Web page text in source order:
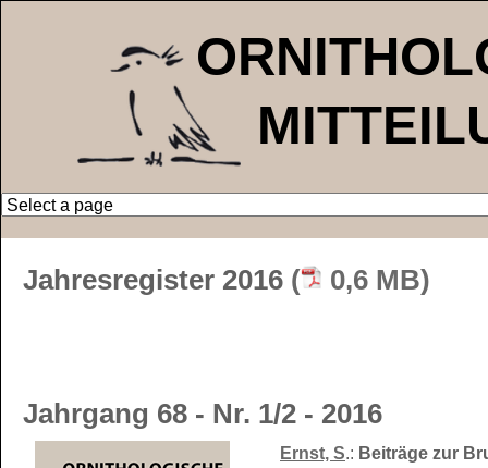
Jahresregister 2016 ( 0,6 MB)
Jahrgang 68 - Nr. 1/2 - 2016
Ernst, S.: Beiträge zur